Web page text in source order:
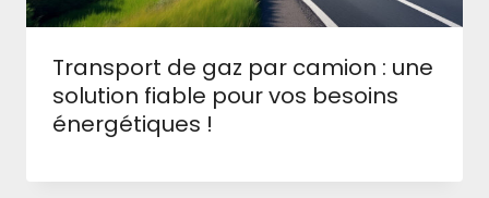
Transport de gaz par camion : une
solution fiable pour vos besoins
énergétiques !